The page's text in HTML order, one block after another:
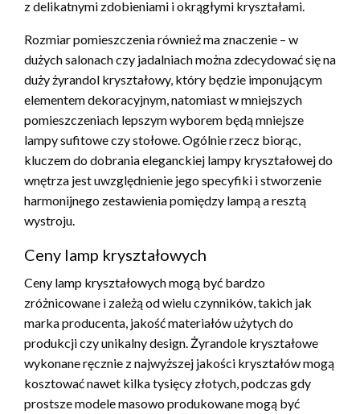
z delikatnymi zdobieniami i okrągłymi kryształami.
Rozmiar pomieszczenia również ma znaczenie – w
dużych salonach czy jadalniach można zdecydować się na
duży żyrandol kryształowy, który będzie imponującym
elementem dekoracyjnym, natomiast w mniejszych
pomieszczeniach lepszym wyborem będą mniejsze
lampy sufitowe czy stołowe. Ogólnie rzecz biorąc,
kluczem do dobrania eleganckiej lampy kryształowej do
wnętrza jest uwzględnienie jego specyfiki i stworzenie
harmonijnego zestawienia pomiędzy lampą a resztą
wystroju.
Ceny lamp kryształowych
Ceny lamp kryształowych mogą być bardzo
zróżnicowane i zależą od wielu czynników, takich jak
marka producenta, jakość materiałów użytych do
produkcji czy unikalny design. Żyrandole kryształowe
wykonane ręcznie z najwyższej jakości kryształów mogą
kosztować nawet kilka tysięcy złotych, podczas gdy
prostsze modele masowo produkowane mogą być